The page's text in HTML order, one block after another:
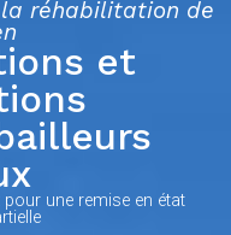
réhabilitation de
et
pour une remise en état